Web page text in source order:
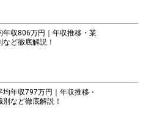
年収806万円｜年収推移・業
ど徹底解説！
均年収797万円｜年収推移・
など徹底解説！